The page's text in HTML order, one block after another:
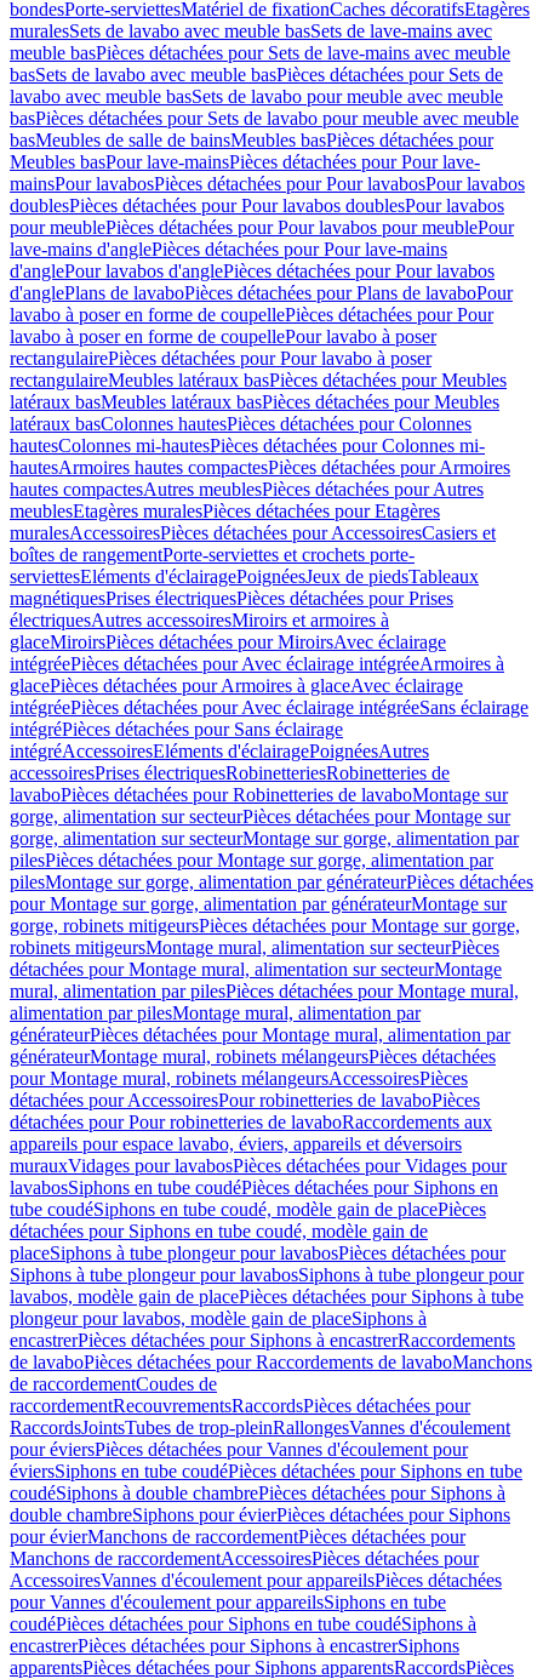
bondesPorte-serviettesMatériel de fixationCaches décoratifsEtagères
muralesSets de lavabo avec meuble basSets de lave-mains avec
meuble basPièces détachées pour Sets de lave-mains avec meuble
basSets de lavabo avec meuble basPièces détachées pour Sets de
lavabo avec meuble basSets de lavabo pour meuble avec meuble
basPièces détachées pour Sets de lavabo pour meuble avec meuble
basMeubles de salle de bainsMeubles basPièces détachées pour
Meubles basPour lave-mainsPièces détachées pour Pour lave-
mainsPour lavabosPièces détachées pour Pour lavabosPour lavabos
doublesPièces détachées pour Pour lavabos doublesPour lavabos
pour meublePièces détachées pour Pour lavabos pour meublePour
lave-mains d'anglePièces détachées pour Pour lave-mains
d'anglePour lavabos d'anglePièces détachées pour Pour lavabos
d'anglePlans de lavaboPièces détachées pour Plans de lavaboPour
lavabo à poser en forme de coupellePièces détachées pour Pour
lavabo à poser en forme de coupellePour lavabo à poser
rectangulairePièces détachées pour Pour lavabo à poser
rectangulaireMeubles latéraux basPièces détachées pour Meubles
latéraux basMeubles latéraux basPièces détachées pour Meubles
latéraux basColonnes hautesPièces détachées pour Colonnes
hautesColonnes mi-hautesPièces détachées pour Colonnes mi-
hautesArmoires hautes compactesPièces détachées pour Armoires
hautes compactesAutres meublesPièces détachées pour Autres
meublesEtagères muralesPièces détachées pour Etagères
muralesAccessoiresPièces détachées pour AccessoiresCasiers et
boîtes de rangementPorte-serviettes et crochets porte-
serviettesEléments d'éclairagePoignéesJeux de piedsTableaux
magnétiquesPrises électriquesPièces détachées pour Prises
électriquesAutres accessoiresMiroirs et armoires à
glaceMiroirsPièces détachées pour MiroirsAvec éclairage
intégréePièces détachées pour Avec éclairage intégréeArmoires à
glacePièces détachées pour Armoires à glaceAvec éclairage
intégréePièces détachées pour Avec éclairage intégréeSans éclairage
intégréPièces détachées pour Sans éclairage
intégréAccessoiresEléments d'éclairagePoignéesAutres
accessoiresPrises électriquesRobinetteriesRobinetteries de
lavaboPièces détachées pour Robinetteries de lavaboMontage sur
gorge, alimentation sur secteurPièces détachées pour Montage sur
gorge, alimentation sur secteurMontage sur gorge, alimentation par
pilesPièces détachées pour Montage sur gorge, alimentation par
pilesMontage sur gorge, alimentation par générateurPièces détachées
pour Montage sur gorge, alimentation par générateurMontage sur
gorge, robinets mitigeursPièces détachées pour Montage sur gorge,
robinets mitigeursMontage mural, alimentation sur secteurPièces
détachées pour Montage mural, alimentation sur secteurMontage
mural, alimentation par pilesPièces détachées pour Montage mural,
alimentation par pilesMontage mural, alimentation par
générateurPièces détachées pour Montage mural, alimentation par
générateurMontage mural, robinets mélangeursPièces détachées
pour Montage mural, robinets mélangeursAccessoiresPièces
détachées pour AccessoiresPour robinetteries de lavaboPièces
détachées pour Pour robinetteries de lavaboRaccordements aux
appareils pour espace lavabo, éviers, appareils et déversoirs
murauxVidages pour lavabosPièces détachées pour Vidages pour
lavabosSiphons en tube coudéPièces détachées pour Siphons en
tube coudéSiphons en tube coudé, modèle gain de placePièces
détachées pour Siphons en tube coudé, modèle gain de
placeSiphons à tube plongeur pour lavabosPièces détachées pour
Siphons à tube plongeur pour lavabosSiphons à tube plongeur pour
lavabos, modèle gain de placePièces détachées pour Siphons à tube
plongeur pour lavabos, modèle gain de placeSiphons à
encastrerPièces détachées pour Siphons à encastrerRaccordements
de lavaboPièces détachées pour Raccordements de lavaboManchons
de raccordementCoudes de
raccordementRecouvrementsRaccordsPièces détachées pour
RaccordsJointsTubes de trop-pleinRallongesVannes d'écoulement
pour éviersPièces détachées pour Vannes d'écoulement pour
éviersSiphons en tube coudéPièces détachées pour Siphons en tube
coudéSiphons à double chambrePièces détachées pour Siphons à
double chambreSiphons pour évierPièces détachées pour Siphons
pour évierManchons de raccordementPièces détachées pour
Manchons de raccordementAccessoiresPièces détachées pour
AccessoiresVannes d'écoulement pour appareilsPièces détachées
pour Vannes d'écoulement pour appareilsSiphons en tube
coudéPièces détachées pour Siphons en tube coudéSiphons à
encastrerPièces détachées pour Siphons à encastrerSiphons
apparentsPièces détachées pour Siphons apparentsRaccordsPièces